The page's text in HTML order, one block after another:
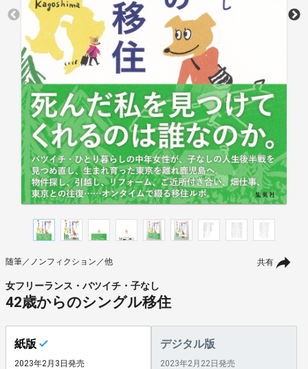
共有
随筆／ノンフィクション／他
女フリーランス・バツイチ・子なし
42歳からのシングル移住
紙版
2023年2月3日発売
デジタル版
2023年2月22日発売